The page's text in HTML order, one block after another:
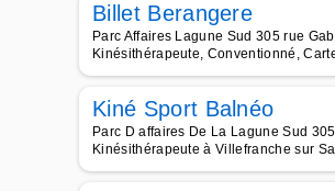
Billet Berangere
Parc Affaires Lagune Sud 305 rue
Kinésithérapeute, Conventionné,
Kiné Sport Balnéo
Parc D affaires De La Lagune Sud
Kinésithérapeute à Villefranche sur